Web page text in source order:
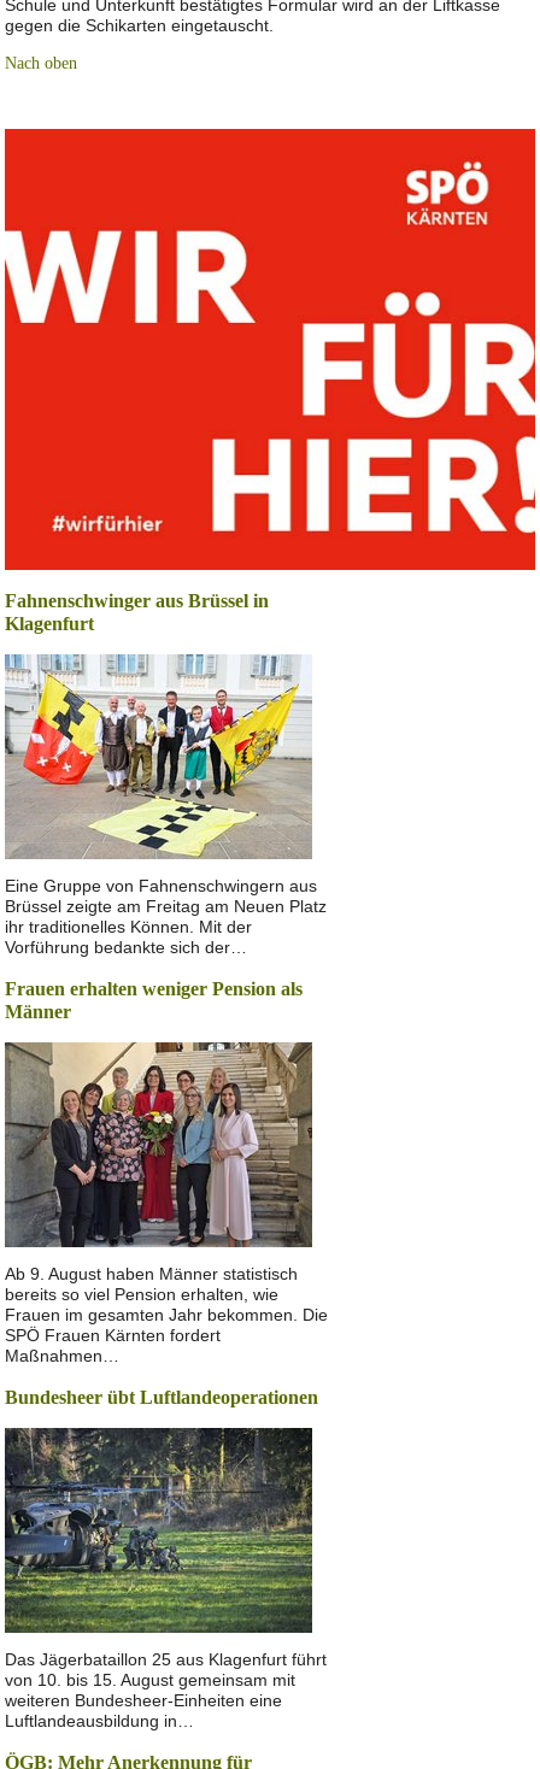
Schule und Unterkunft bestätigtes Formular wird an der Liftkasse
gegen die Schikarten eingetauscht.
Nach oben
Fahnenschwinger aus Brüssel in
Klagenfurt
Eine Gruppe von Fahnenschwingern aus
Brüssel zeigte am Freitag am Neuen Platz
ihr traditionelles Können. Mit der
Vorführung bedankte sich der…
Frauen erhalten weniger Pension als
Männer
Ab 9. August haben Männer statistisch
bereits so viel Pension erhalten, wie
Frauen im gesamten Jahr bekommen. Die
SPÖ Frauen Kärnten fordert
Maßnahmen…
Bundesheer übt Luftlandeoperationen
Das Jägerbataillon 25 aus Klagenfurt führt
von 10. bis 15. August gemeinsam mit
weiteren Bundesheer-Einheiten eine
Luftlandeausbildung in…
ÖGB: Mehr Anerkennung für